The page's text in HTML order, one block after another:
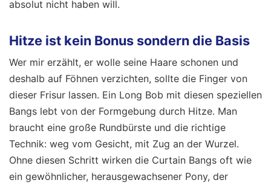
absolut nicht haben will.
Hitze ist kein Bonus sondern die Basis
Wer mir erzählt, er wolle seine Haare schonen und
deshalb auf Föhnen verzichten, sollte die Finger von
dieser Frisur lassen. Ein Long Bob mit diesen speziellen
Bangs lebt von der Formgebung durch Hitze. Man
braucht eine große Rundbürste und die richtige
Technik: weg vom Gesicht, mit Zug an der Wurzel.
Ohne diesen Schritt wirken die Curtain Bangs oft wie
ein gewöhnlicher, herausgewachsener Pony, der